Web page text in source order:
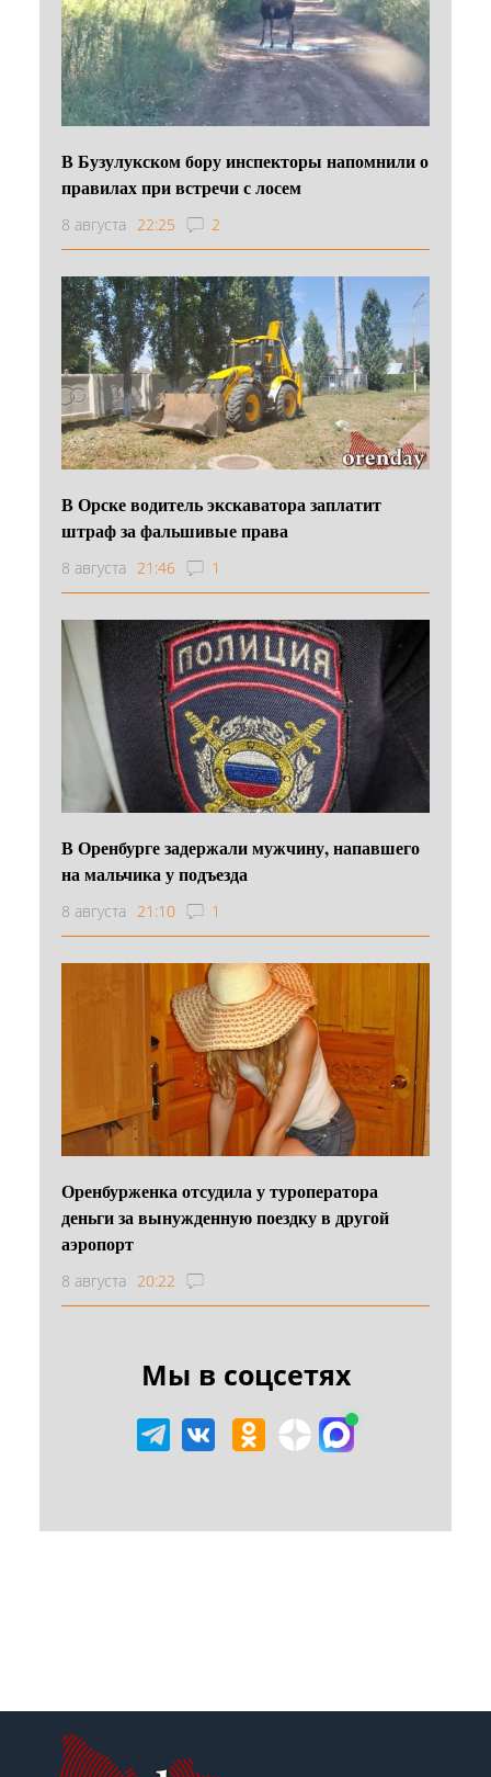
В Бузулукском бору инспекторы напомнили о
правилах при встречи с лосем
8 августа 22:25 2
В Орске водитель экскаватора заплатит
штраф за фальшивые права
8 августа 21:46 1
В Оренбурге задержали мужчину, напавшего
на мальчика у подъезда
8 августа 21:10 1
Оренбурженка отсудила у туроператора
деньги за вынужденную поездку в другой
аэропорт
8 августа 20:22
Мы в соцсетях